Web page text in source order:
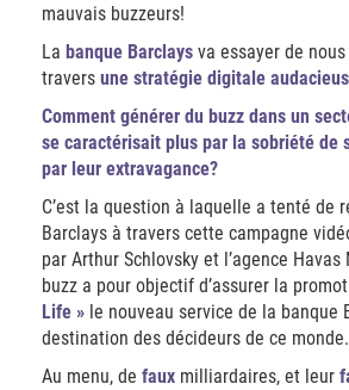
mauvais buzzeurs!
La banque Barclays va essayer de
travers une stratégie digitale
Comment générer du buzz dans un
se caractérisait plus par la sobriété de
par leur extravagance?
C’est la question à laquelle a tenté de
Barclays à travers cette campagne
par Arthur Schlovsky et l’agence
buzz a pour objectif d’assurer la
Life » le nouveau service de la banque
destination des décideurs de ce monde.
Au menu, de faux milliardaires, et leur